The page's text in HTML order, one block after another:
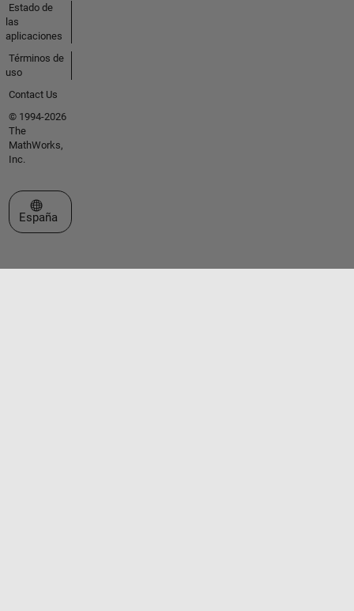
Estado de
las
aplicaciones
Términos de
uso
Contact Us
© 1994-2026
The
MathWorks,
Inc.
Seleccione un país/idioma
España